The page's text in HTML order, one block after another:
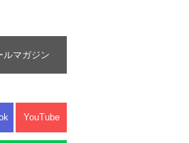
ルマガジン
YouTube